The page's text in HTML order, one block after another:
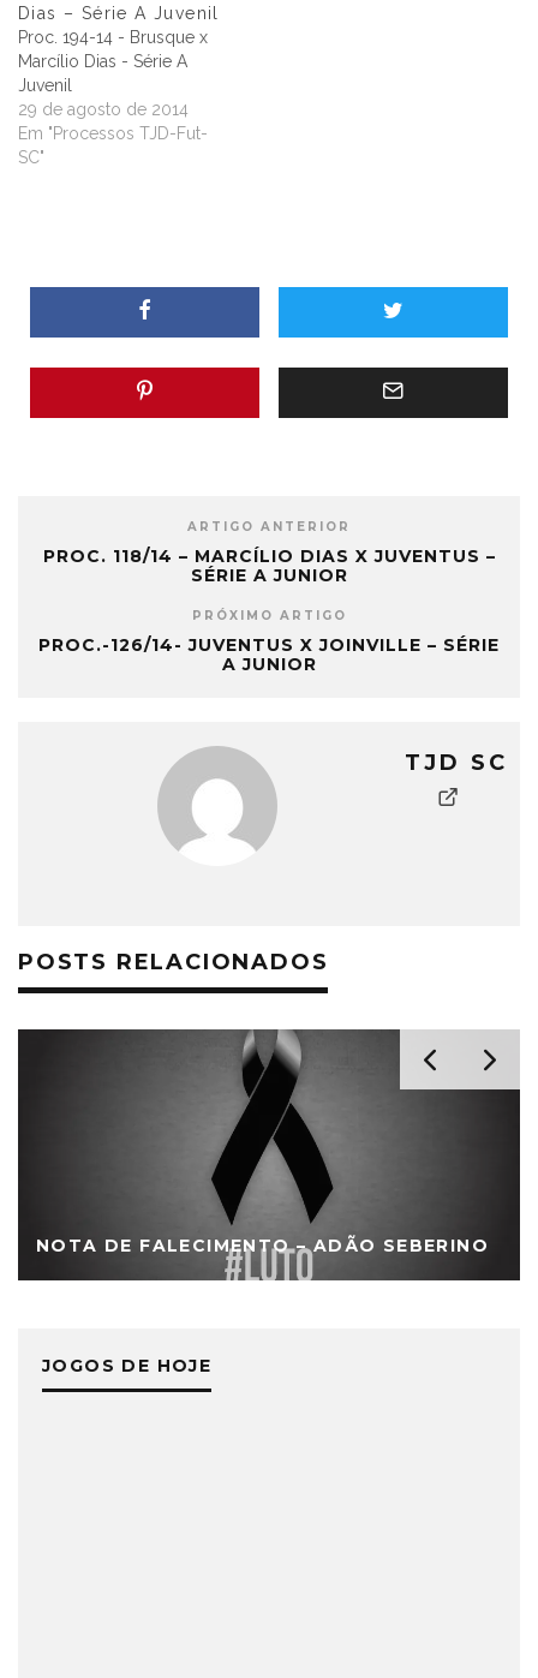
Dias – Série A Juvenil
Proc. 194-14 - Brusque x
Marcílio Dias - Série A
Juvenil
29 de agosto de 2014
Em "Processos TJD-Fut-
SC"
ARTIGO ANTERIOR
PROC. 118/14 – MARCÍLIO DIAS X JUVENTUS –
SÉRIE A JUNIOR
PRÓXIMO ARTIGO
PROC.-126/14- JUVENTUS X JOINVILLE – SÉRIE
A JUNIOR
TJD SC
POSTS RELACIONADOS
NOTA DE FALECIMENTO – ADÃO SEBERINO
JOGOS DE HOJE